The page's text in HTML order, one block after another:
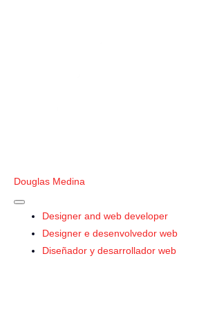
Douglas Medina
Designer and web developer
Designer e desenvolvedor web
Diseñador y desarrollador web